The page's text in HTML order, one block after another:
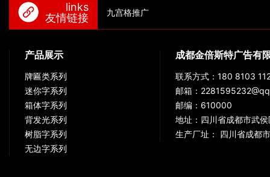
links
友情链接
九宫格推广
产品展示
牌匾类系列
迷你字系列
箱体字系列
背发光系列
树脂字系列
无边字系列
成都金倍斯特广告有
联系方式：180 8103
邮箱：
邮编：610000
地址：四川省成都市武
生产厂址： 四川省成都